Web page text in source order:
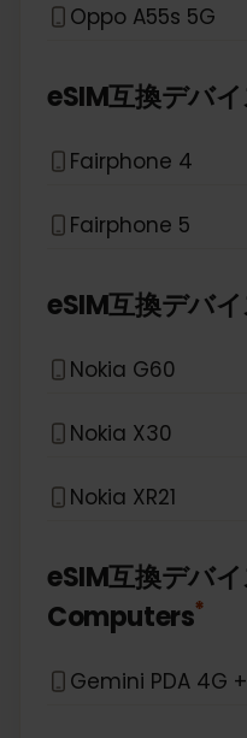
Oppo A55s 5G
eSIM互換デバイ
Fairphone 4
Fairphone 5
eSIM互換デバイ
Nokia G60
Nokia X30
Nokia XR21
eSIM互換デバイ
Computers*
Gemini PDA 4G